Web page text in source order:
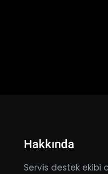
Hakkında
Servis destek ekibi